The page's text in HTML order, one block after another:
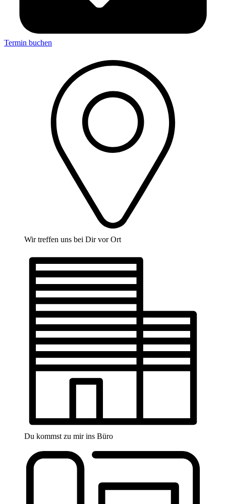
Termin buchen
Wir treffen uns bei Dir vor Ort
Du kommst zu mir ins Büro